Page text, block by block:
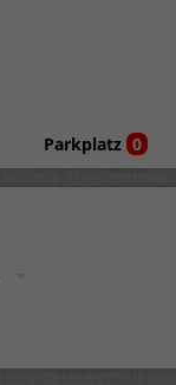
Parkplatz 0